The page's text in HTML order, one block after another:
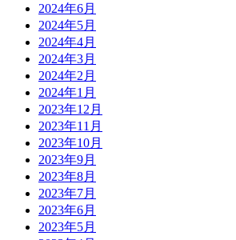
2024年6月
2024年5月
2024年4月
2024年3月
2024年2月
2024年1月
2023年12月
2023年11月
2023年10月
2023年9月
2023年8月
2023年7月
2023年6月
2023年5月